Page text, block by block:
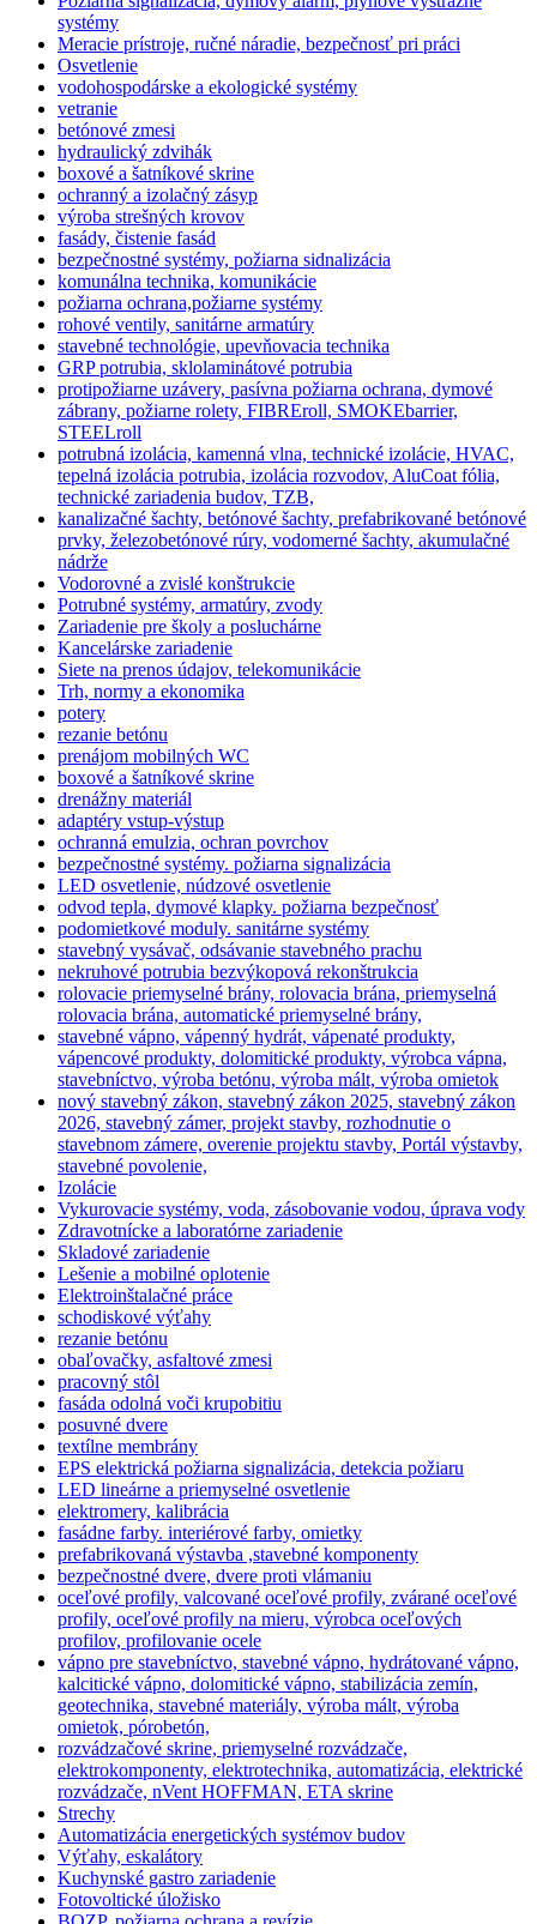
systémy
Meracie prístroje, ručné náradie, bezpečnosť pri práci
Osvetlenie
vodohospodárske a ekologické systémy
vetranie
betónové zmesi
hydraulický zdvihák
boxové a šatníkové skrine
ochranný a izolačný zásyp
výroba strešných krovov
fasády, čistenie fasád
bezpečnostné systémy, požiarna sidnalizácia
komunálna technika, komunikácie
požiarna ochrana,požiarne systémy
rohové ventily, sanitárne armatúry
stavebné technológie, upevňovacia technika
GRP potrubia, sklolaminátové potrubia
protipožiarne uzávery, pasívna požiarna ochrana, dymové
zábrany, požiarne rolety, FIBREroll, SMOKEbarrier,
STEELroll
potrubná izolácia, kamenná vlna, technické izolácie, HVAC,
tepelná izolácia potrubia, izolácia rozvodov, AluCoat fólia,
technické zariadenia budov, TZB,
kanalizačné šachty, betónové šachty, prefabrikované betónové
prvky, železobetónové rúry, vodomerné šachty, akumulačné
nádrže
Vodorovné a zvislé konštrukcie
Potrubné systémy, armatúry, zvody
Zariadenie pre školy a posluchárne
Kancelárske zariadenie
Siete na prenos údajov, telekomunikácie
Trh, normy a ekonomika
potery
rezanie betónu
prenájom mobilných WC
boxové a šatníkové skrine
drenážny materiál
adaptéry vstup-výstup
ochranná emulzia, ochran povrchov
bezpečnostné systémy. požiarna signalizácia
LED osvetlenie, núdzové osvetlenie
odvod tepla, dymové klapky. požiarna bezpečnosť
podomietkové moduly. sanitárne systémy
stavebný vysávač, odsávanie stavebného prachu
nekruhové potrubia bezvýkopová rekonštrukcia
rolovacie priemyselné brány, rolovacia brána, priemyselná
rolovacia brána, automatické priemyselné brány,
stavebné vápno, vápenný hydrát, vápenaté produkty,
vápencové produkty, dolomitické produkty, výrobca vápna,
stavebníctvo, výroba betónu, výroba mált, výroba omietok
nový stavebný zákon, stavebný zákon 2025, stavebný zákon
2026, stavebný zámer, projekt stavby, rozhodnutie o
stavebnom zámere, overenie projektu stavby, Portál výstavby,
stavebné povolenie,
Izolácie
Vykurovacie systémy, voda, zásobovanie vodou, úprava vody
Zdravotnícke a laboratórne zariadenie
Skladové zariadenie
Lešenie a mobilné oplotenie
Elektroinštalačné práce
schodiskové výťahy
rezanie betónu
obaľovačky, asfaltové zmesi
pracovný stôl
fasáda odolná voči krupobitiu
posuvné dvere
textílne membrány
EPS elektrická požiarna signalizácia, detekcia požiaru
LED lineárne a priemyselné osvetlenie
elektromery, kalibrácia
fasádne farby. interiérové farby, omietky
prefabrikovaná výstavba ,stavebné komponenty
bezpečnostné dvere, dvere proti vlámaniu
oceľové profily, valcované oceľové profily, zvárané oceľové
profily, oceľové profily na mieru, výrobca oceľových
profilov, profilovanie ocele
vápno pre stavebníctvo, stavebné vápno, hydrátované vápno,
kalcitické vápno, dolomitické vápno, stabilizácia zemín,
geotechnika, stavebné materiály, výroba mált, výroba
omietok, pórobetón,
rozvádzačové skrine, priemyselné rozvádzače,
elektrokomponenty, elektrotechnika, automatizácia, elektrické
rozvádzače, nVent HOFFMAN, ETA skrine
Strechy
Automatizácia energetických systémov budov
Výťahy, eskalátory
Kuchynské gastro zariadenie
Fotovoltické úložisko